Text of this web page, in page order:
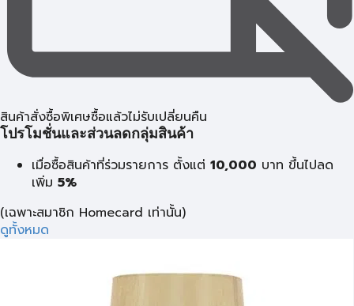
สินค้าสั่งซื้อพิเศษซื้อแล้วไม่รับเปลี่ยนคืน
โปรโมชั่นและส่วนลดกลุ่มสินค้า
เมื่อซื้อสินค้าที่ร่วมรายการ ตั้งแต่ 10,000 บาท ขึ้นไปลด
เพิ่ม 5%
(เฉพาะสมาชิก Homecard เท่านั้น)
ดูทั้งหมด